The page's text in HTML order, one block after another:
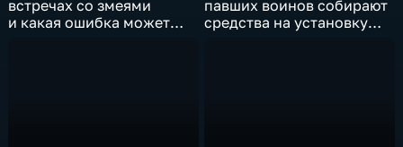
встречах со змеями
и какая ошибка может
павших воинов собирают
средства на установку